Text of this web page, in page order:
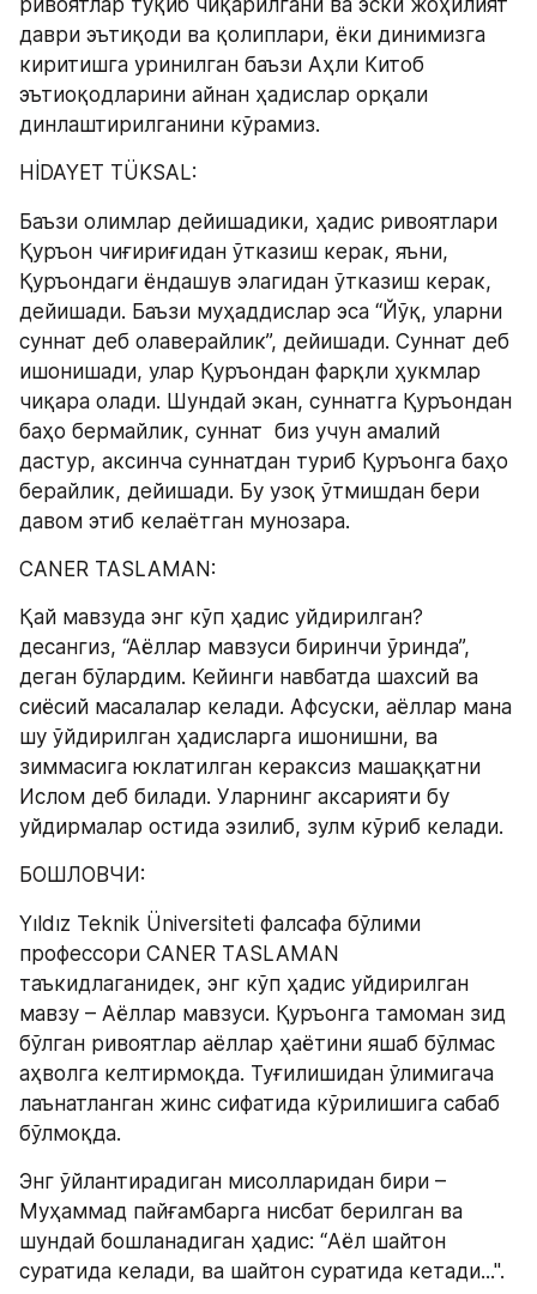
ривоятлар тўқиб чиқарилгани ва эски жоҳилият
даври эътиқоди ва қолиплари, ёки динимизга
киритишга уринилган баъзи Аҳли Китоб
эътиоқодларини айнан ҳадислар орқали
динлаштирилганини кўрамиз.
HİDAYET TÜKSAL:
Баъзи олимлар дейишадики, ҳадис ривоятлари
Қуръон чиғириғидан ўтказиш керак, яъни,
Қуръондаги ёндашув элагидан ўтказиш керак,
дейишади. Баъзи муҳаддислар эса “Йўқ, уларни
суннат деб олаверайлик”, дейишади. Суннат деб
ишонишади, улар Қуръондан фарқли ҳукмлар
чиқара олади. Шундай экан, суннатга Қуръондан
баҳо бермайлик, суннат  биз учун амалий
дастур, аксинча суннатдан туриб Қуръонга баҳо
берайлик, дейишади. Бу узоқ ўтмишдан бери
давом этиб келаётган мунозара.
CANER TASLAMAN:
Қай мавзуда энг кўп ҳадис уйдирилган?
десангиз, “Аёллар мавзуси биринчи ўринда”,
деган бўлардим. Кейинги навбатда шахсий ва
сиёсий масалалар келади. Aфсуски, аёллар мана
шу ўйдирилган ҳадисларга ишонишни, ва
зиммасига юклатилган кераксиз машаққатни
Ислом деб билади. Уларнинг аксарияти бу
уйдирмалар остида эзилиб, зулм кўриб келади.
БОШЛОВЧИ:
Yıldız Teknik Üniversiteti фалсафа бўлими
профессори СANER ТASLAMAN
таъкидлаганидек, энг кўп ҳадис уйдирилган
мавзу – Аёллар мавзуси. Қуръонга тамоман зид
бўлган ривоятлар аёллар ҳаётини яшаб бўлмас
аҳволга келтирмоқда. Туғилишидан ўлимигача
лаънатланган жинс сифатида кўрилишига сабаб
бўлмоқда.
Энг ўйлантирадиган мисолларидан бири –
Муҳаммад пайғамбарга нисбат берилган ва
шундай бошланадиган ҳадис: “Aёл шайтон
суратида келади, ва шайтон суратида кетади...".